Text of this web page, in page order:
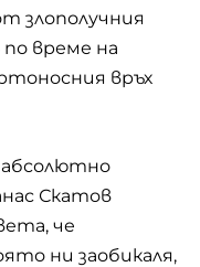
злополучния
време на
връх
абсолютно
Скатов
че
ни заобикаля,